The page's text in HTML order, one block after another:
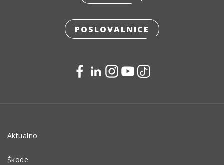
POSLOVALNICE
Aktualno
Škode